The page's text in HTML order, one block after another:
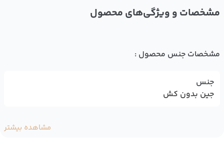
مشخصات و ویژگی‌های محصول
مشخصات جنس محصول :
جنس
جین بدون کش
مشاهده بیشتر